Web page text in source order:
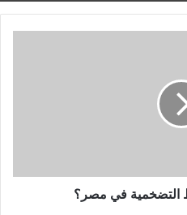
التضخمية في مصر؟